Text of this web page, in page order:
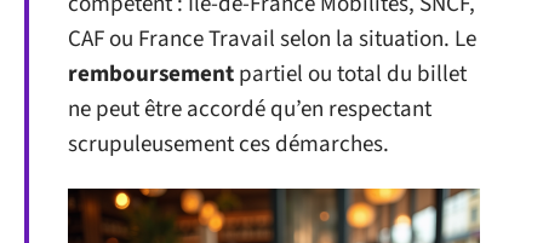
CAF ou France Travail selon la situation. Le
remboursementpartiel ou total du billet
ne peut être accordé qu’en respectant
scrupuleusement ces démarches.